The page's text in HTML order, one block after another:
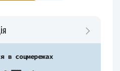
в соцмережах